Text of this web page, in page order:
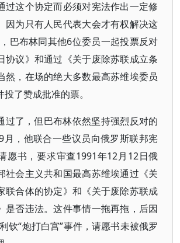
过这个协定而必须对宪法作出一定修
因为只有人民代表大会才有权解决这
巴布林同其他6位委员一起投票反对
协议》和通过《关于废除苏联成立条
然，在场的绝大多数最高苏维埃委员
了赞成批准的票。
过了，但巴布林依然坚持强烈反对的
月，他联合一些议员向俄罗斯联邦宪
愿书，要求审查1991年12月12日俄
社会主义共和国最高苏维埃通过《关
联合体的协定》和《关于废除苏联成
是否违法。这件事情一拖再拖，后因
钦“炮打白宫”事件，请愿书未被俄罗